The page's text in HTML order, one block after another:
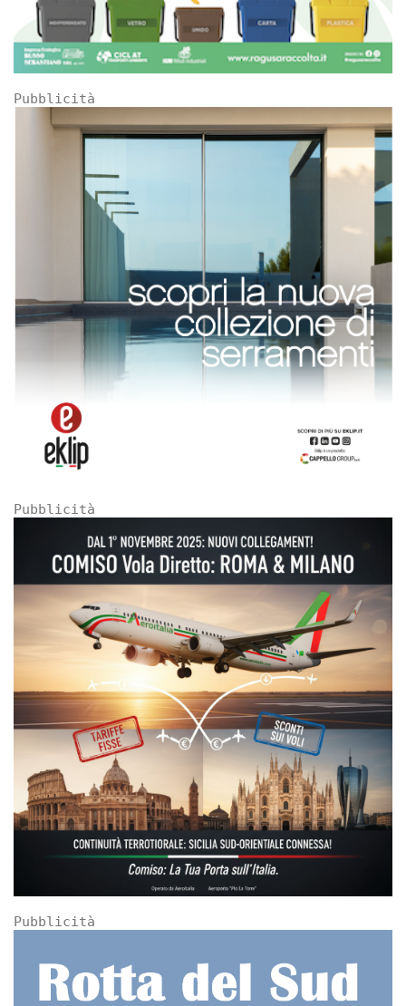
Pubblicità
Pubblicità
Pubblicità